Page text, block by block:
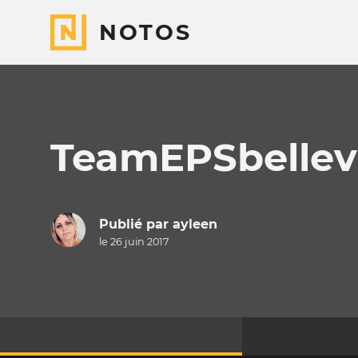
NOTOS
Publié par ayleen
le 26 juin 2017